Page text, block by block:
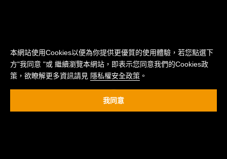
本網站使用Cookies以便為你提供更優質的使用體驗，若您點選下
方"我同意 "或 繼續瀏覽本網站，即表示您同意我們的Cookies政
策，欲瞭解更多資訊請見 隱私權安全政策 。
我同意